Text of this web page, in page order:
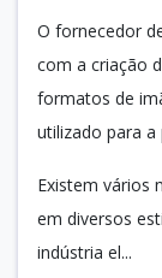
O fornecedor
com a criação
formatos de
utilizado para
Existem vários
em diversos
indústria el...